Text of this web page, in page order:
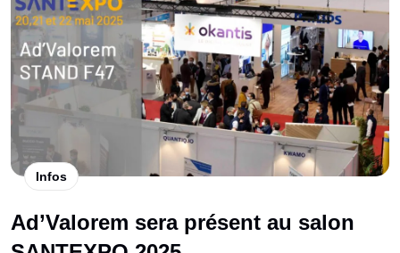
Infos
Ad’Valorem sera présent au salon